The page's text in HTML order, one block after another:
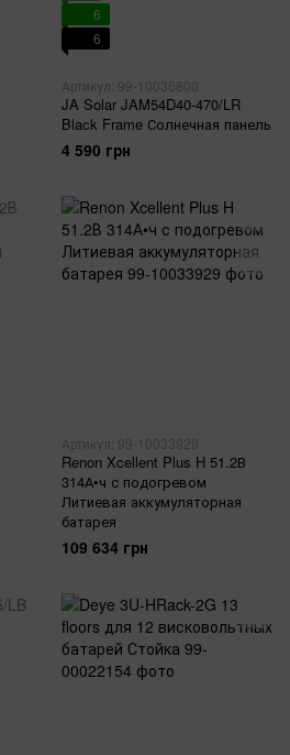
6
6
Артикул: 99-10036800
JA Solar JAM54D40-470/LR
Black Frame Солнечная панель
4 590 грн
Артикул: 99-10033929
Renon Xcellent Plus H 51.2В
314А•ч с подогревом
Литиевая аккумуляторная
батарея
109 634 грн